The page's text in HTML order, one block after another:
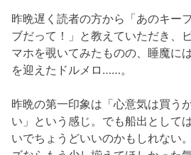
昨晩遅く読者の方から「あのキー
ブだって！」と教えていただき、
マホを覗いてみたものの、睡魔に
を迎えたドルメロ……。
昨晩の第一印象は「心意気は買う
い」という感じ。でも船出として
いでちょうどいいのかもしれない